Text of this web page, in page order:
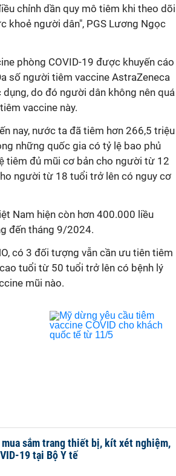
chỉnh dần quy mô tiêm khi theo dõi
khoẻ người dân", PGS Lương Ngọc
phòng COVID-19 được khuyến cáo
số người tiêm vaccine AstraZeneca
do đó người dân không nên quá
vaccine này.
nay, nước ta đã tiêm hơn 266,5 triệu
những quốc gia có tỷ lệ bao phủ
tiêm đủ mũi cơ bản cho người từ 12
người từ 18 tuổi trở lên có nguy cơ
Nam hiện còn hơn 400.000 liều
đến tháng 9/2024.
có 3 đối tượng vẫn cần ưu tiên tiêm
tuổi từ 50 tuổi trở lên có bệnh lý
mũi nào.
sắm trang thiết bị, kít xét nghiệm,
19 tại Bộ Y tế